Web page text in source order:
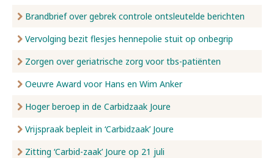
Brandbrief over gebrek controle ontsleutelde berichten
Vervolging bezit flesjes hennepolie stuit op onbegrip
Zorgen over geriatrische zorg voor tbs-patiënten
Oeuvre Award voor Hans en Wim Anker
Hoger beroep in de Carbidzaak Joure
Vrijspraak bepleit in ‘Carbidzaak’ Joure
Zitting ‘Carbid-zaak’ Joure op 21 juli